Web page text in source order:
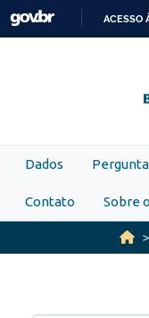
Skip to main content
ACESSO
Dados
Contato Sobre